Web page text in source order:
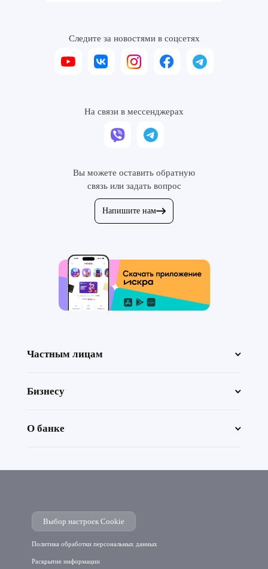
Следите за новостями в соцсетях
На связи в мессенджерах
Вы можете оставить обратную
связь или задать вопрос
Напишите нам
Частным лицам
Бизнесу
О банке
Выбор настроек Cookie
Политика обработки персональных данных
Раскрытие информации